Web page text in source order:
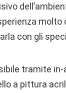
con gli
tramite
a pittura